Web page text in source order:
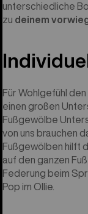
unterschiedliche
zu deinem
Für Wohlgefühl
einen großen
Fußgewölbe
von uns brauchen
Fußgewölben hilft
auf den ganzen
Federung beim
Pop im Ollie.